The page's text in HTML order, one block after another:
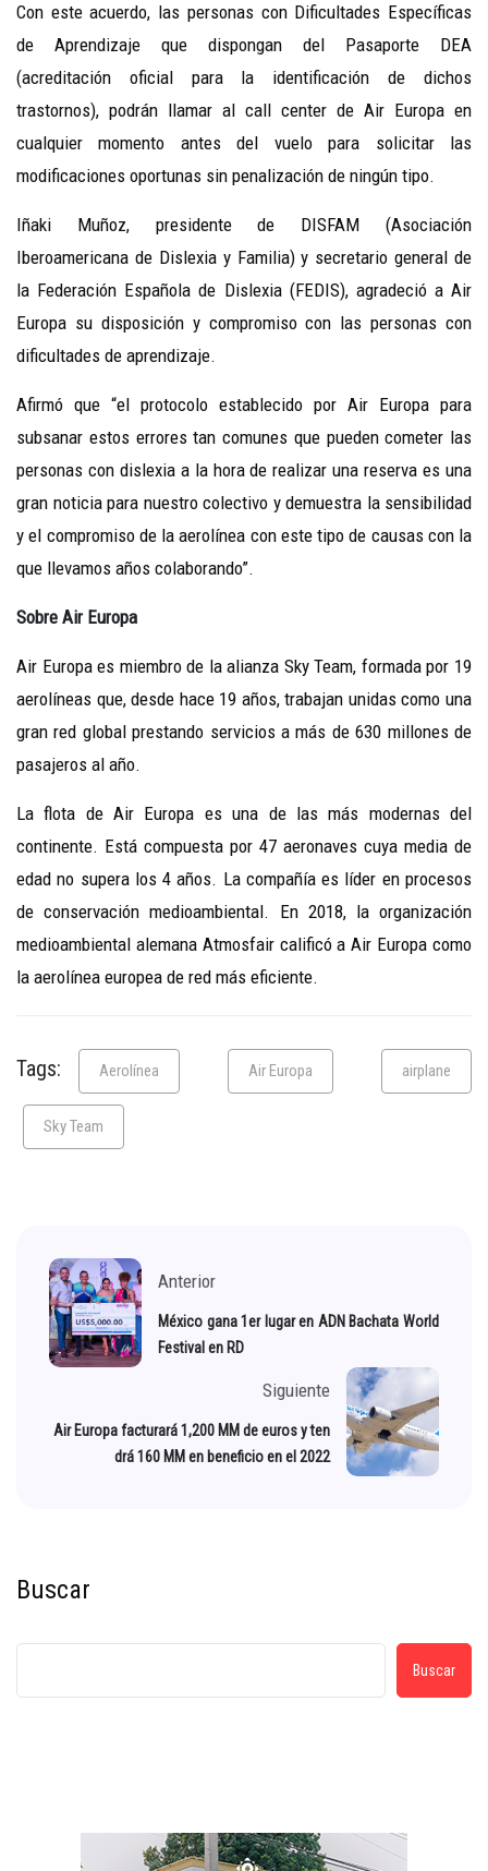
Con este acuerdo, las personas con Dificultades Específicas
de Aprendizaje que dispongan del Pasaporte DEA
(acreditación oficial para la identificación de dichos
trastornos), podrán llamar al call center de Air Europa en
cualquier momento antes del vuelo para solicitar las
modificaciones oportunas sin penalización de ningún tipo.
Iñaki Muñoz, presidente de DISFAM (Asociación
Iberoamericana de Dislexia y Familia) y secretario general de
la Federación Española de Dislexia (FEDIS), agradeció a Air
Europa su disposición y compromiso con las personas con
dificultades de aprendizaje.
Afirmó que “el protocolo establecido por Air Europa para
subsanar estos errores tan comunes que pueden cometer las
personas con dislexia a la hora de realizar una reserva es una
gran noticia para nuestro colectivo y demuestra la sensibilidad
y el compromiso de la aerolínea con este tipo de causas con la
que llevamos años colaborando”.
Sobre Air Europa
Air Europa es miembro de la alianza Sky Team, formada por 19
aerolíneas que, desde hace 19 años, trabajan unidas como una
gran red global prestando servicios a más de 630 millones de
pasajeros al año.
La flota de Air Europa es una de las más modernas del
continente. Está compuesta por 47 aeronaves cuya media de
edad no supera los 4 años. La compañía es líder en procesos
de conservación medioambiental. En 2018, la organización
medioambiental alemana Atmosfair calificó a Air Europa como
la aerolínea europea de red más eficiente.
Tags: Aerolínea Air Europa airplane
Sky Team
Anterior
México gana 1er lugar en ADN Bachata World
Festival en RD
Siguiente
Air Europa facturará 1,200 MM de euros y ten
drá 160 MM en beneficio en el 2022
Buscar
Buscar